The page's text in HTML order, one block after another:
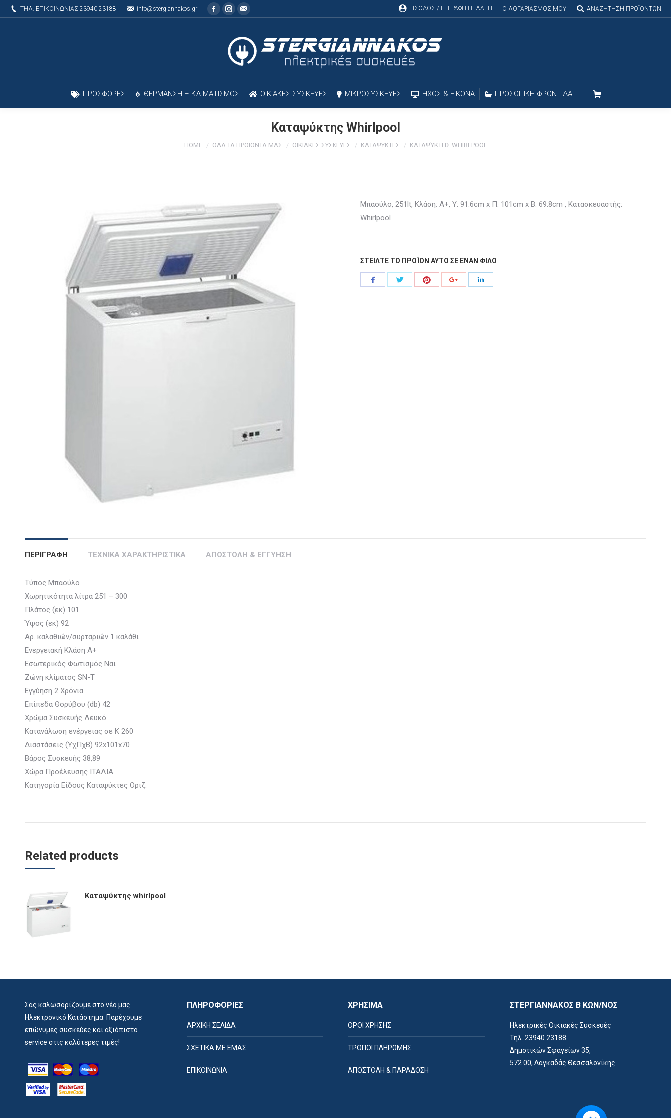
ΤΗΛ. ΕΠΙΚΟΙΝΩΝΙΑΣ 23940 23188 info@stergiannakos.gr
Facebook
Instagram
Mail
ΕΙΣΟΔΟΣ / ΕΓΓΡΑΦΗ ΠΕΛΑΤΗ O ΛΟΓΑΡΙΑΣΜΟΣ MOY Search:ΑΝΑΖΗΤΗΣΗ ΠΡΟΪΟΝΤΩΝ
ΠΡΟΣΦΟΡΕΣ ΘΕΡΜΑΝΣΗ – ΚΛΙΜΑΤΙΣΜΟΣ ΟΙΚΙΑΚΕΣ ΣΥΣΚΕΥΕΣ ΜΙΚΡΟΣΥΣΚΕΥΕΣ ΗΧΟΣ & ΕΙΚΟΝΑ ΠΡΟΣΩΠΙΚΗ ΦΡΟΝΤΙΔΑ
Καταψύκτης Whirlpool
HOME ΟΛΑ ΤΑ ΠΡΟΪΟΝΤΑ ΜΑΣ ΟΙΚΙΑΚΕΣ ΣΥΣΚΕΥΕΣ ΚΑΤΑΨΥΚΤΕΣ ΚΑΤΑΨΎΚΤΗΣ WHIRLPOOL
Μπαούλο, 251lt, Κλάση: A+, Y: 91.6cm x Π: 101cm x Β: 69.8cm , Κατασκευαστής:
Whirlpool
ΣΤΕΙΛΤΕ ΤΟ ΠΡΟΪΟΝ ΑΥΤΟ ΣΕ ΕΝΑΝ ΦΙΛΟ
Share
Share
Share
Share
ΠΕΡΙΓΡΑΦΗ ΤΕΧΝΙΚΑ ΧΑΡΑΚΤΗΡΙΣΤΙΚΑ ΑΠΟΣΤΟΛΗ & ΕΓΓΥΗΣΗ
Τύπος Μπαούλο
Χωρητικότητα λίτρα 251 – 300
Πλάτος (εκ) 101
Ύψος (εκ) 92
Αρ. καλαθιών/συρταριών 1 καλάθι
Ενεργειακή Κλάση A+
Εσωτερικός Φωτισμός Ναι
Ζώνη κλίματος SN-T
Εγγύηση 2 Χρόνια
Επίπεδα Θορύβου (db) 42
Χρώμα Συσκευής Λευκό
Κατανάλωση ενέργειας σε K 260
Διαστάσεις (ΥχΠχΒ) 92x101x70
Βάρος Συσκευής 38,89
Χώρα Προέλευσης ΙΤΑΛΙΑ
Κατηγορία Είδους Καταψύκτες Οριζ.
Related products
Καταψύκτης whirlpool
Σας καλωσορίζουμε στο νέο μας
Ηλεκτρονικό Κατάστημα. Παρέχουμε
επώνυμες συσκεύες και αξιόπιστο
service στις καλύτερες τιμές!
ΠΛΗΡΟΦΟΡΙΕΣ
ΑΡΧΙΚΗ ΣΕΛΙΔΑ
ΣΧΕΤΙΚΑ ΜΕ ΕΜΑΣ
ΕΠΙΚΟΙΝΩΝΙΑ
ΧΡΗΣΙΜΑ
ΟΡΟΙ ΧΡΗΣΗΣ
ΤΡΟΠΟΙ ΠΛΗΡΩΜΗΣ
ΑΠΟΣΤΟΛΗ & ΠΑΡΑΔΟΣΗ
ΣΤΕΡΓΙΑΝΝΑΚΟΣ Β ΚΩΝ/ΝΟΣ
Ηλεκτρικές Οικιακές Συσκευές
Τηλ. 23940 23188
Δημοτικών Σφαγείων 35,
572 00, Λαγκαδάς Θεσσαλονίκης